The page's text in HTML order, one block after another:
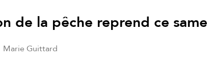
de la pêche reprend ce
Marie Guittard